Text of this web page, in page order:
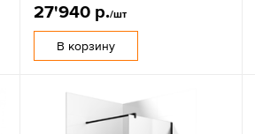
27'940 р./шт
В корзину